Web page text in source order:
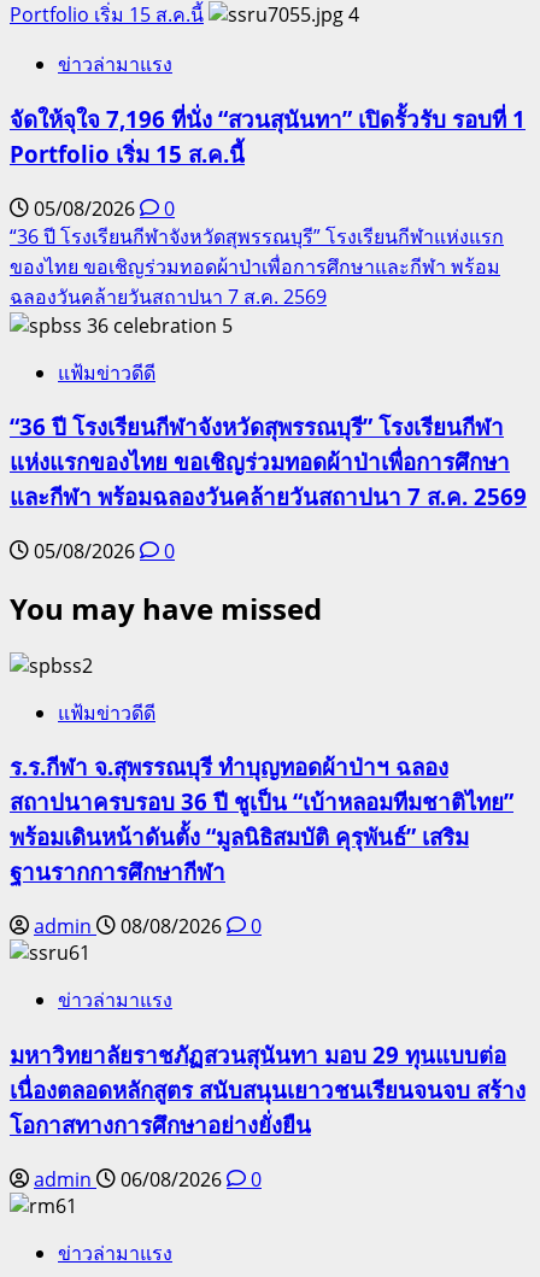
Portfolio เริ่ม 15 ส.ค.นี้
4
ข่าวล่ามาแรง
จัดให้จุใจ 7,196 ที่นั่ง “สวนสุนันทา” เปิดรั้วรับ รอบที่ 1
Portfolio เริ่ม 15 ส.ค.นี้
05/08/2026
0
“36 ปี โรงเรียนกีฬาจังหวัดสุพรรณบุรี” โรงเรียนกีฬาแห่งแรก
ของไทย ขอเชิญร่วมทอดผ้าป่าเพื่อการศึกษาและกีฬา พร้อม
ฉลองวันคล้ายวันสถาปนา 7 ส.ค. 2569
5
แฟ้มข่าวดีดี
“36 ปี โรงเรียนกีฬาจังหวัดสุพรรณบุรี” โรงเรียนกีฬา
แห่งแรกของไทย ขอเชิญร่วมทอดผ้าป่าเพื่อการศึกษา
และกีฬา พร้อมฉลองวันคล้ายวันสถาปนา 7 ส.ค. 2569
05/08/2026 0
You may have missed
แฟ้มข่าวดีดี
ร.ร.กีฬา จ.สุพรรณบุรี ทำบุญทอดผ้าป่าฯ ฉลอง
สถาปนาครบรอบ 36 ปี ชูเป็น “เบ้าหลอมทีมชาติไทย”
พร้อมเดินหน้าดันตั้ง “มูลนิธิสมบัติ คุรุพันธ์” เสริม
ฐานรากการศึกษากีฬา
admin 08/08/2026 0
ข่าวล่ามาแรง
มหาวิทยาลัยราชภัฏสวนสุนันทา มอบ 29 ทุนแบบต่อ
เนื่องตลอดหลักสูตร สนับสนุนเยาวชนเรียนจนจบ สร้าง
โอกาสทางการศึกษาอย่างยั่งยืน
admin 06/08/2026 0
ข่าวล่ามาแรง